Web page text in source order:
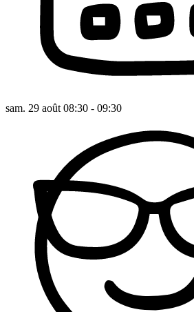
sam. 29 août 08:30 - 09:30